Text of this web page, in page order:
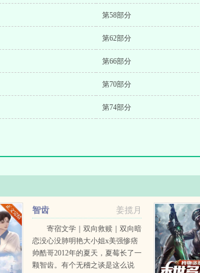
第58部分
第62部分
第66部分
第70部分
第74部分
姜揽月
智齿
寄宿文学｜双向救赎｜双向暗
恋没心没肺明艳大小姐x美强惨痞
帅酷哥2012年的夏天，夏莓长了一
颗智齿。有个无稽之谈是这么说